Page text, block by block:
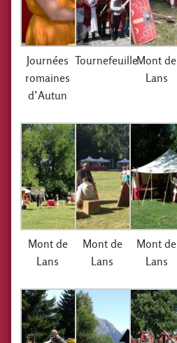
Journées
romaines
d’Autun
TournefeuilleMont de
Lans
Mont de
Lans
Mont de
Lans
Mont de
Lans